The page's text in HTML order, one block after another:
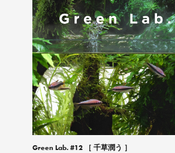
Green Lab. #12 ［ 千草潤う ］